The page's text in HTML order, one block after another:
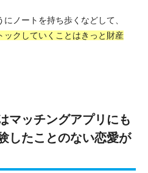
ノートを持ち歩くなどして、
ックしていくことはきっと財産
マッチングアプリにも
したことのない恋愛が